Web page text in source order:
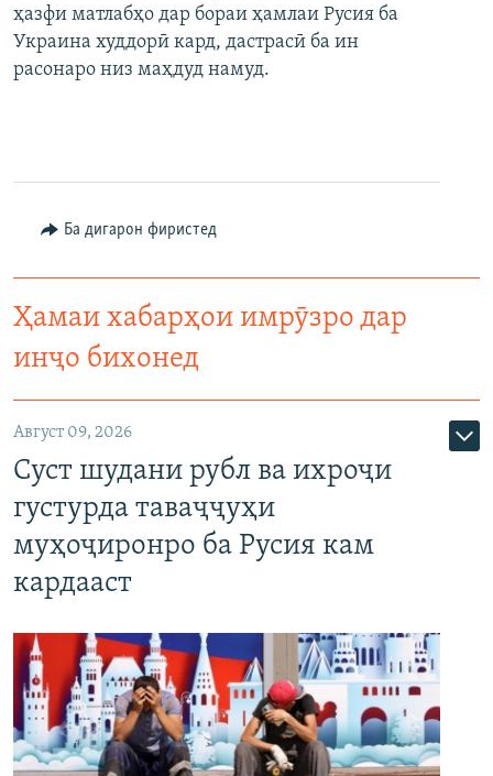
ҳазфи матлабҳо дар бораи ҳамлаи Русия ба
Украина худдорӣ кард, дастрасӣ ба ин
расонаро низ маҳдуд намуд.
Ба дигарон фиристед
Ҳамаи хабарҳои имрӯзро дар
инҷо бихонед
Август 09, 2026
Суст шудани рубл ва ихроҷи
густурда таваҷҷуҳи
муҳоҷиронро ба Русия кам
кардааст